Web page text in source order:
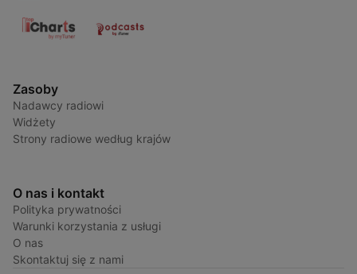
Zasoby
Nadawcy radiowi
Widżety
Strony radiowe według krajów
O nas i kontakt
Polityka prywatności
Warunki korzystania z usługi
O nas
Skontaktuj się z nami